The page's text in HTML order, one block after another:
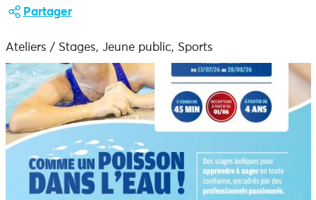
Partager
Ateliers / Stages, Jeune public, Sports